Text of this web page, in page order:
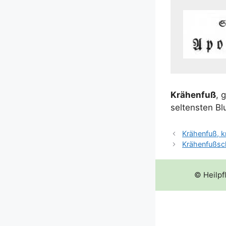
Krä­hen­fuß,
sel­tens­ten
Krähenfuß,
©